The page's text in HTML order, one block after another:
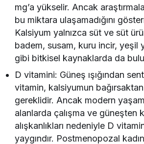
mg’a yükselir. Ancak
bu miktara ulaşamadığını
Kalsiyum yalnızca süt ve süt
badem, susam, kuru incir, yeşil
gibi bitkisel kaynaklarda da
D vitamini: Güneş ışığından
vitamin, kalsiyumun
gereklidir. Ancak modern yaşam
alanlarda çalışma ve güneşten
alışkanlıkları nedeniyle D
yaygındır. Postmenopozal